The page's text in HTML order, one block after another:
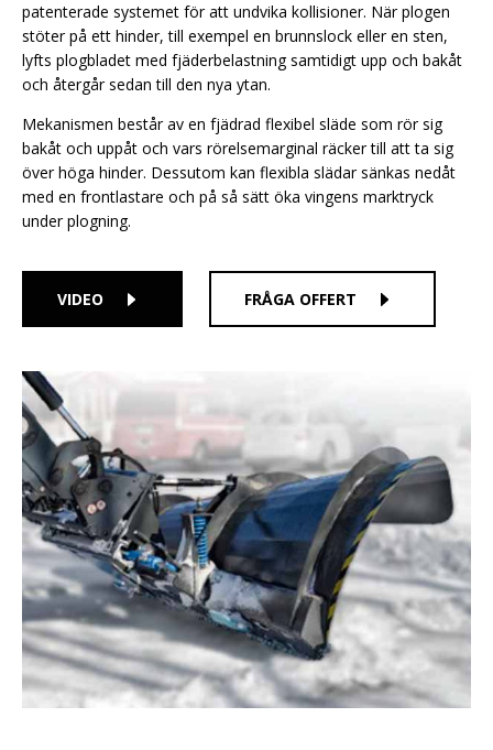
patenterade systemet för att undvika kollisioner. När plogen
stöter på ett hinder, till exempel en brunnslock eller en sten,
lyfts plogbladet med fjäderbelastning samtidigt upp och bakåt
och återgår sedan till den nya ytan.
Mekanismen består av en fjädrad flexibel släde som rör sig
bakåt och uppåt och vars rörelsemarginal räcker till att ta sig
över höga hinder. Dessutom kan flexibla slädar sänkas nedåt
med en frontlastare och på så sätt öka vingens marktryck
under plogning.
VIDEO FRÅGA OFFERT